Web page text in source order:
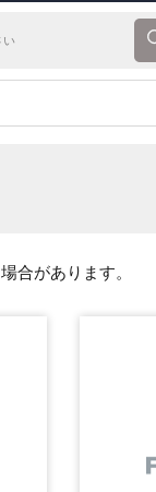
合があります。